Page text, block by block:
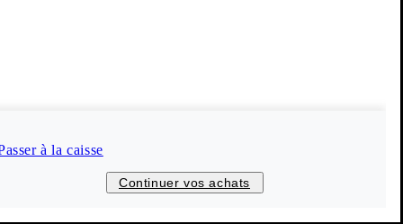
à la caisse
Continuer vos achats